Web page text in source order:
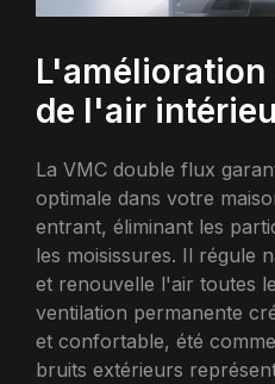
L'amélioration
de l'air
La VMC double flux
optimale dans votre
entrant, éliminant les
les moisissures. Il régule
et renouvelle l'air toutes
ventilation permanente
et confortable, été
bruits extérieurs